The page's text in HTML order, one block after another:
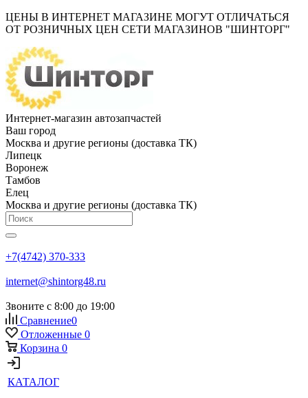
ЦЕНЫ В ИНТЕРНЕТ МАГАЗИНЕ МОГУТ ОТЛИЧАТЬСЯ
ОТ РОЗНИЧНЫХ ЦЕН СЕТИ МАГАЗИНОВ "ШИНТОРГ"
Интернет-магазин автозапчастей
Ваш город
Москва и другие регионы (доставка ТК)
Липецк
Воронеж
Тамбов
Елец
Москва и другие регионы (доставка ТК)
+7(4742) 370-333
internet@shintorg48.ru
Звоните с 8:00 до 19:00
Сравнение0
Отложенные 0
Корзина 0
КАТАЛОГ